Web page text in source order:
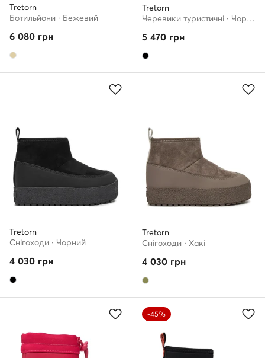
Tretorn
Ботильйони · Бежевий
6 080 грн
Tretorn
Черевики туристичні · Чорний
5 470 грн
Tretorn
Снігоходи · Чорний
4 030 грн
Tretorn
Снігоходи · Хакі
4 030 грн
-45%